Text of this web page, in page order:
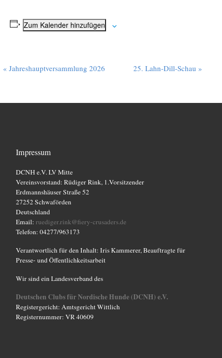
Zum Kalender hinzufügen
V
r
« Jahreshauptversammlung 2026 25. Lahn-Dill-Schau»
Impressum
DCNH e.V. LV Mitte
Vereinsvorstand: Rüdiger Rink, 1.Vorsitzender
Erdmannshäuser Straße 52
27252 Schwaförden
Deutschland
Email: ruediger.rink@fiery-crusaders.de
Telefon: 04277/963173
Verantwortlich für den Inhalt: Iris Kammerer, Beauftragte für
Presse- und Öffentlichkeitsarbeit
Wir sind ein Landesverband des
Deutschen Clubs für Nordische Hunde (DCNH) e.V.
Registergericht: Amtsgericht Wittlich
Registernummer: VR 40609